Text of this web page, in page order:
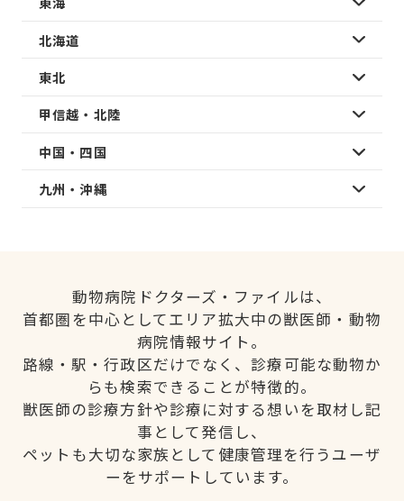
北海道
東北
甲信越・北陸
中国・四国
九州・沖縄
動物病院ドクターズ・ファイルは、
首都圏を中心としてエリア拡大中の獣医師・動物
病院情報サイト。
路線・駅・行政区だけでなく、診療可能な動物か
らも検索できることが特徴的。
獣医師の診療方針や診療に対する想いを取材し記
事として発信し、
ペットも大切な家族として健康管理を行うユーザ
ーをサポートしています。